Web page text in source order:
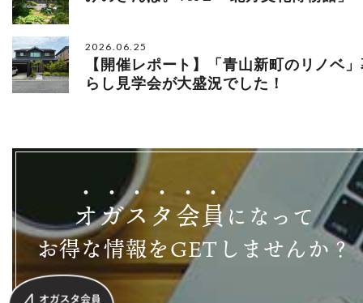
2026.06.25
【開催レポート】「青山新町のリノベ
らし見学会が大盛況でした！
オガス タ会員になって
お得な情報をGETしませんか？